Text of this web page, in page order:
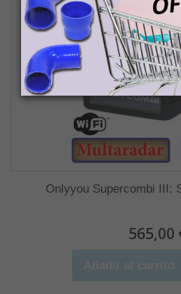
Onlyyou Supercombi III:
565,00